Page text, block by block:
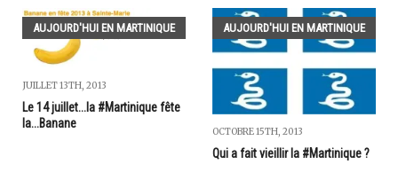
AUJOURD'HUI EN MARTINIQUE
JUILLET 13TH, 2013
Le 14 juillet...la #Martinique fête
la...Banane
AUJOURD'HUI EN MARTINIQUE
OCTOBRE 15TH, 2013
Qui a fait vieillir la #Martinique ?